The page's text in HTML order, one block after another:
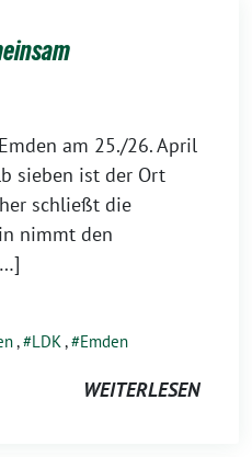
am 25./26. April
sieben ist der Ort
schließt die
nimmt den
, LDK, Emden
WEITERLESEN